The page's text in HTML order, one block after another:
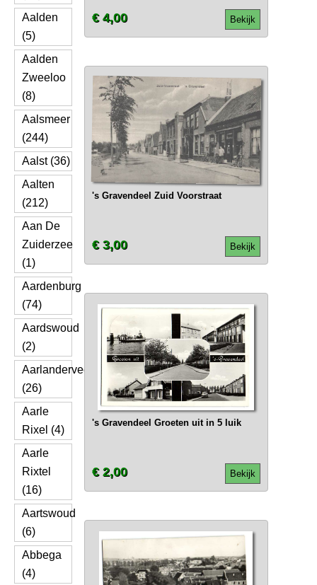
Aalden
(5)
Aalden
Zweeloo
(8)
Aalsmeer
(244)
Aalst (36)
Aalten
(212)
Aan De
Zuiderzee
(1)
Aardenburg
(74)
Aardswoud
(2)
Aarlanderveen
(26)
Aarle
Rixel (4)
Aarle
Rixtel
(16)
Aartswoud
(6)
Abbega
(4)
Bekijk
€ 4,00
's Gravendeel Zuid Voorstraat
Bekijk
€ 3,00
's Gravendeel Groeten uit in 5 luik
Bekijk
€ 2,00